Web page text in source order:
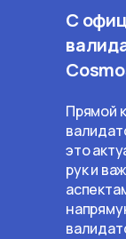
С
Прямой
это
рук и